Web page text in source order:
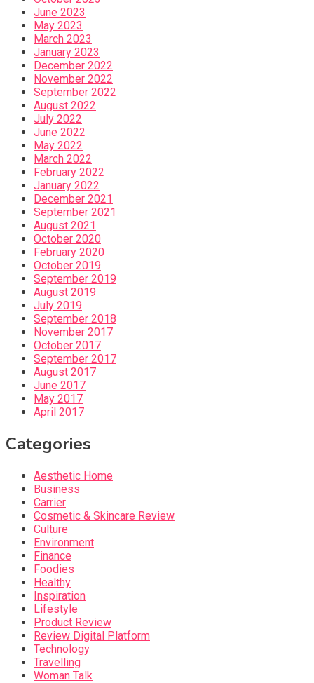
June 2023
May 2023
March 2023
January 2023
December 2022
November 2022
September 2022
August 2022
July 2022
June 2022
May 2022
March 2022
February 2022
January 2022
December 2021
September 2021
August 2021
October 2020
February 2020
October 2019
September 2019
August 2019
July 2019
September 2018
November 2017
October 2017
September 2017
August 2017
June 2017
May 2017
April 2017
Categories
Aesthetic Home
Business
Carrier
Cosmetic & Skincare Review
Culture
Environment
Finance
Foodies
Healthy
Inspiration
Lifestyle
Product Review
Review Digital Platform
Technology
Travelling
Woman Talk